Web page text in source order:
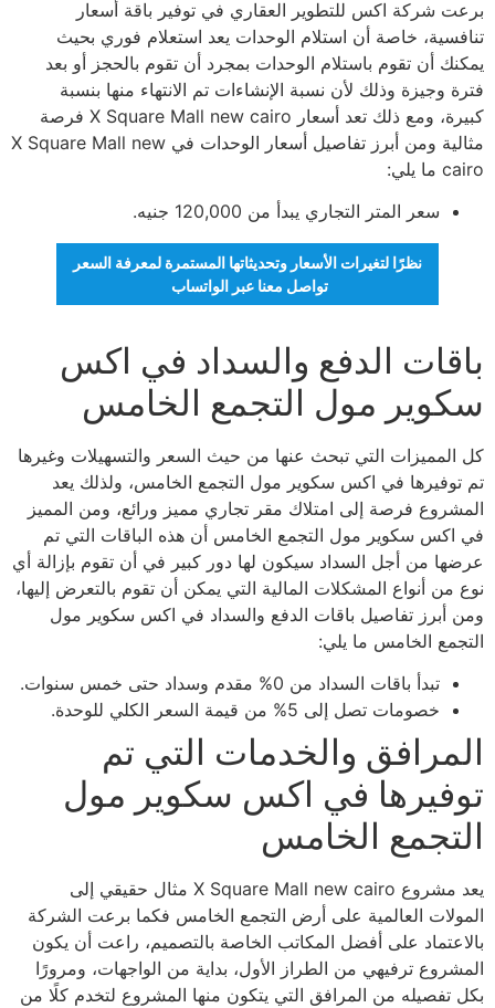
برعت شركة اكس للتطوير العقاري في توفير باقة أسعار
تنافسية، خاصة أن استلام الوحدات يعد استعلام فوري بحيث
يمكنك أن تقوم باستلام الوحدات بمجرد أن تقوم بالحجز أو بعد
فترة وجيزة وذلك لأن نسبة الإنشاءات تم الانتهاء منها بنسبة
كبيرة، ومع ذلك تعد أسعار X Square Mall new cairo فرصة
مثالية ومن أبرز تفاصيل أسعار الوحدات في X Square Mall new
cairo ما يلي:
سعر المتر التجاري يبدأ من 120,000 جنيه.
نظرًا لتغيرات الأسعار وتحديثاتها المستمرة لمعرفة السعر
تواصل معنا عبر الواتساب
باقات الدفع والسداد في اكس
سكوير مول التجمع الخامس
كل المميزات التي تبحث عنها من حيث السعر والتسهيلات وغيرها
تم توفيرها في اكس سكوير مول التجمع الخامس، ولذلك يعد
المشروع فرصة إلى امتلاك مقر تجاري مميز ورائع، ومن المميز
في اكس سكوير مول التجمع الخامس أن هذه الباقات التي تم
عرضها من أجل السداد سيكون لها دور كبير في أن تقوم بإزالة أي
نوع من أنواع المشكلات المالية التي يمكن أن تقوم بالتعرض إليها،
ومن أبرز تفاصيل باقات الدفع والسداد في اكس سكوير مول
التجمع الخامس ما يلي:
تبدأ باقات السداد من 0% مقدم وسداد حتى خمس سنوات.
خصومات تصل إلى 5% من قيمة السعر الكلي للوحدة.
المرافق والخدمات التي تم
توفيرها في اكس سكوير مول
التجمع الخامس
يعد مشروع X Square Mall new cairo مثال حقيقي إلى
المولات العالمية على أرض التجمع الخامس فكما برعت الشركة
بالاعتماد على أفضل المكاتب الخاصة بالتصميم، راعت أن يكون
المشروع ترفيهي من الطراز الأول، بداية من الواجهات، ومرورًا
بكل تفصيله من المرافق التي يتكون منها المشروع لتخدم كلًا من